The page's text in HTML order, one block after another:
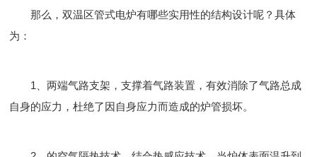
那么，双温区管式电炉有哪些实用性的结构设计呢？具体
为：
1、两端气路支架，支撑着气路装置，有效消除了气路总成
自身的应力，杜绝了因自身应力而造成的炉管损坏。